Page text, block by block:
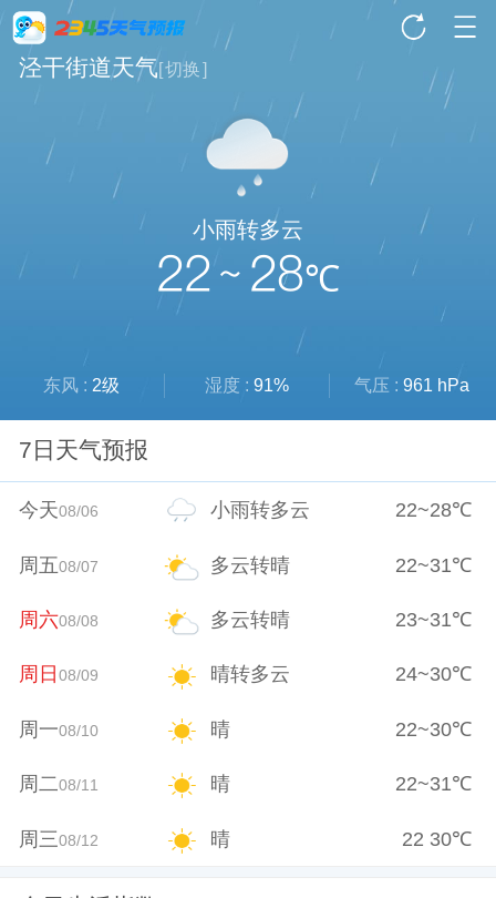
泾干街道天气[切换]
小雨转多云
22 ~ 28℃
东风 : 2级 湿度 : 91% 气压 : 961 hPa
7日天气预报
今天08/06 小雨转多云 22~28℃
周五08/07 多云转晴 22~31℃
周六08/08 多云转晴 23~31℃
周日08/09 晴转多云 24~30℃
周一08/10 晴 22~30℃
周二08/11 晴 22~31℃
周三08/12 晴 22 30℃